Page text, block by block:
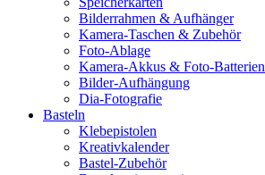
Bilderrahmen & Aufhänger
Kamera-Taschen & Zubehör
Foto-Ablage
Kamera-Akkus & Foto-Batterien
Bilder-Aufhängung
Dia-Fotografie
Basteln
Klebepistolen
Kreativkalender
Bastel-Zubehör